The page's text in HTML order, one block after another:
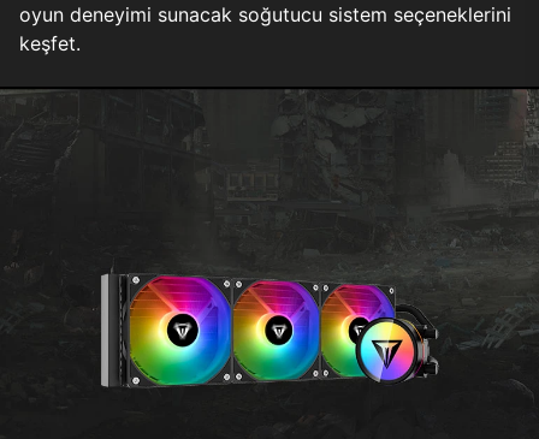
oyun deneyimi sunacak soğutucu sistem seçeneklerini
keşfet.